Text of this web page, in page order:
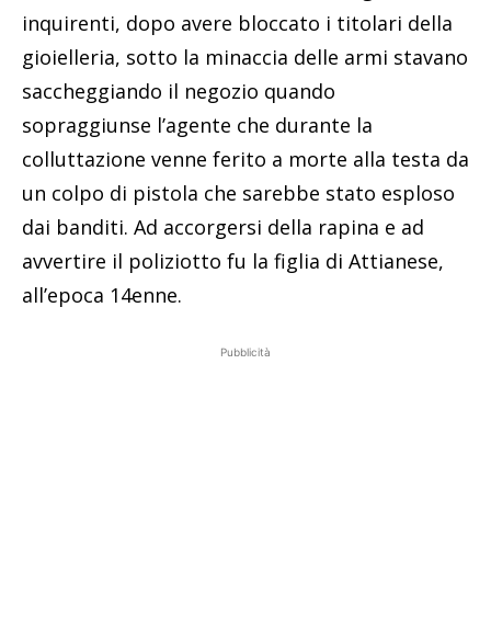
inquirenti, dopo avere bloccato i titolari della
gioielleria, sotto la minaccia delle armi stavano
saccheggiando il negozio quando
sopraggiunse l’agente che durante la
colluttazione venne ferito a morte alla testa da
un colpo di pistola che sarebbe stato esploso
dai banditi. Ad accorgersi della rapina e ad
avvertire il poliziotto fu la figlia di Attianese,
all’epoca 14enne.
Pubblicità